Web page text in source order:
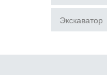
Экскаватор